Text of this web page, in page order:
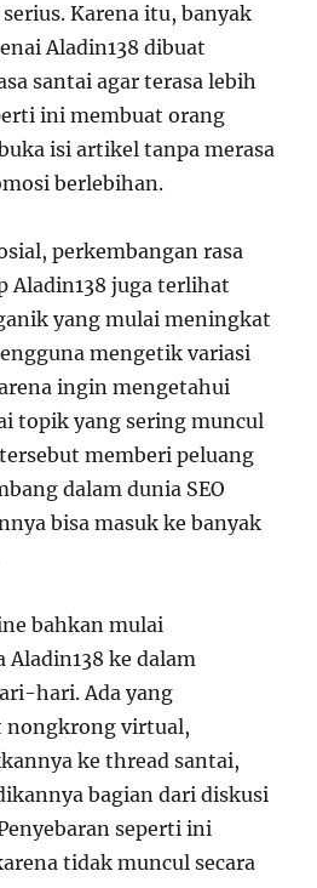
Karena itu, banyak
Aladin138 dibuat
santai agar terasa lebih
ini membuat orang
isi artikel tanpa merasa
berlebihan.
perkembangan rasa
Aladin138 juga terlihat
yang mulai meningkat
mengetik variasi
ingin mengetahui
topik yang sering muncul
memberi peluang
dalam dunia SEO
bisa masuk ke banyak
bahkan mulai
Aladin138 ke dalam
hari. Ada yang
nongkrong virtual,
ke thread santai,
bagian dari diskusi
seperti ini
tidak muncul secara